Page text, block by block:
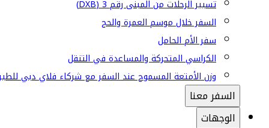
تسيير الرحلات من المبنى رقم 3 (DXB)
السفر خلال موسم العمرة والحج
سفر الأم الحامل
الكراسي المتحركة والمساعدة في التنقل
وزن الأمتعة المسموح عند السفر مع شركاء فلاي دبي
السفر معنا
الوجهات